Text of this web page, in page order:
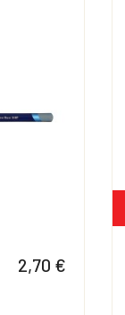
2,70 €